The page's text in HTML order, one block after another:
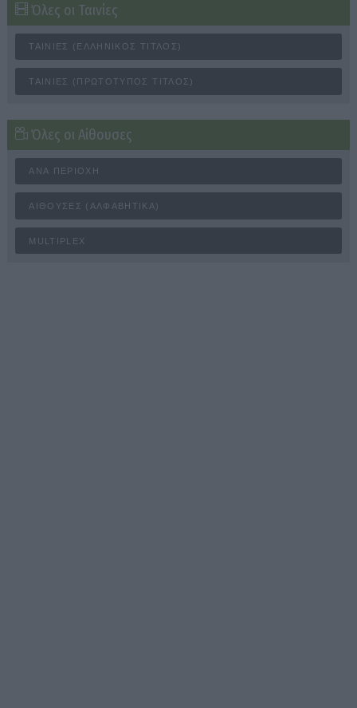
Όλες οι Ταινίες
ΤΑΙΝΊΕΣ (ΕΛΛΗΝΙΚΌΣ ΤΊΤΛΟΣ)
ΤΑΙΝΊΕΣ (ΠΡΩΤΌΤΥΠΟΣ ΤΊΤΛΟΣ)
Όλες οι Αίθουσες
ΑΝΆ ΠΕΡΙΟΧΉ
ΑΊΘΟΥΣΕΣ (ΑΛΦΑΒΗΤΙΚΆ)
MULTIPLEX